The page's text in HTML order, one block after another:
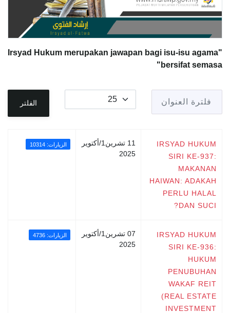
"Irsyad Hukum merupakan jawapan bagi isu-isu agama
bersifat semasa"
فلترة العنوان عدد الإظهارات:
الفلتر
IRSYAD HUKUM
SIRI KE-937:
MAKANAN
HAIWAN: ADAKAH
PERLU HALAL
DAN SUCI?
11 تشرين1/أكتوير
2025
الزيارات: 10314
IRSYAD HUKUM
SIRI KE-936:
HUKUM
PENUBUHAN
WAKAF REIT
(REAL ESTATE
INVESTMENT
07 تشرين1/أكتوير
2025
الزيارات: 4736